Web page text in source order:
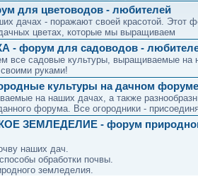
для цветоводов - любителей
дачах - поражают своей красотой. Этот
цветах, которые мы выращиваем
- форум для садоводов -
все садовые культуры, выращиваемые на
руками!
культуры на дачном форуме
на наших дачах, а также
форума. Все огородники -
ЗЕМЛЕДЕЛИЕ - форум
наших дач.
обработки почвы.
земледелия.